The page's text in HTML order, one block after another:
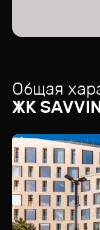
Общая
ЖК